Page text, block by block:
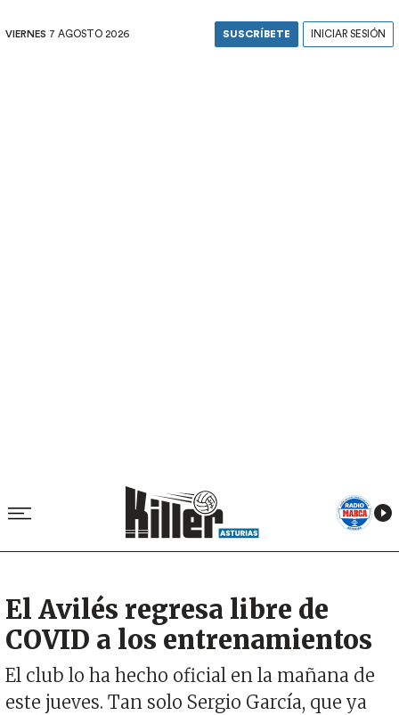
VIERNES 7 AGOSTO 2026 SUSCRÍBETE INICIAR SESIÓN
El Avilés regresa libre de
COVID a los entrenamientos
El club lo ha hecho oficial en la mañana de
este jueves. Tan solo Sergio García, que ya